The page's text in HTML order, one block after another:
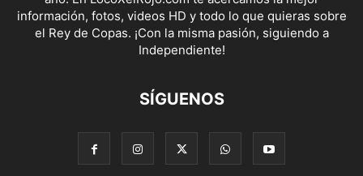
información, fotos, videos HD y todo lo que quieras sobre
el Rey de Copas. ¡Con la misma pasión, siguiendo a
Independiente!
SÍGUENOS